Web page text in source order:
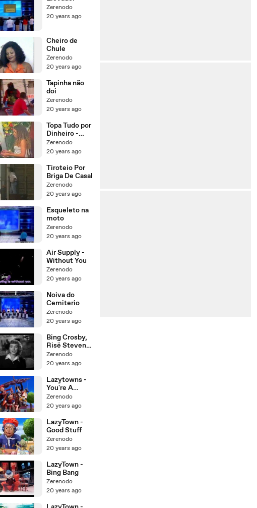
Zerenodo
20 years ago
Cheiro de
Chule
Zerenodo
20 years ago
Tapinha não
doi
Zerenodo
20 years ago
Topa Tudo por
Dinheiro -
Funeraria
Zerenodo
20 years ago
Tiroteio Por
Briga De Casal
Zerenodo
20 years ago
Esqueleto na
moto
Zerenodo
20 years ago
Air Supply -
Without You
Zerenodo
20 years ago
Noiva do
Cemiterio
Zerenodo
20 years ago
Bing Crosby,
Risë Stevens
- Ave Maria
Zerenodo
20 years ago
Lazytowns -
You're A
Pirate
Zerenodo
20 years ago
LazyTown -
Good Stuff
Zerenodo
20 years ago
LazyTown -
Bing Bang
Zerenodo
20 years ago